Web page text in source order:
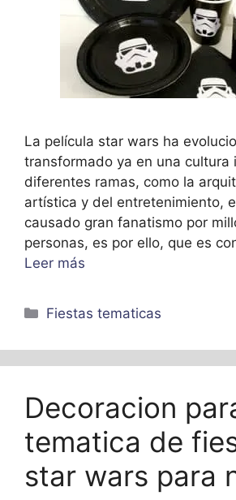
La película star wars ha
transformado ya en una cultura
diferentes ramas, como la
artística y del entretenimiento,
causado gran fanatismo por
personas, es por ello, que es
Leer más
Categorías
Fiestas tematicas
Decoracion
tematica de
star wars para